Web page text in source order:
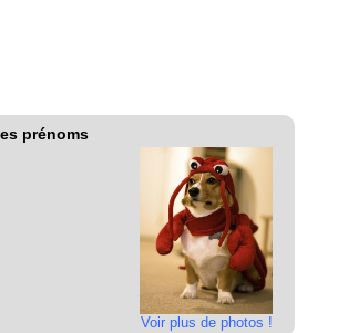
prénoms
Voir plus de photos !